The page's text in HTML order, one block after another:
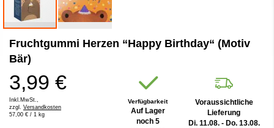
Anfang
der
Bildergalerie
springen
Fruchtgummi Herzen “Happy Birthday“ (Motiv
Bär)
3,99 €
Inkl.MwSt.,
zzgl. Versandkosten
57,00 € / 1 kg
Verfügbarkeit
Auf Lager
noch 5
Voraussichtliche
Lieferung
Di. 11.08. - Do. 13.08.